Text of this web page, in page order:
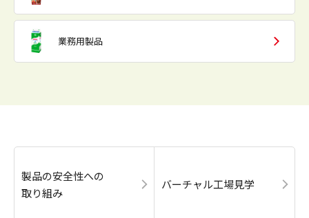
業務用製品
製品の安全性への
取り組み
バーチャル工場見学